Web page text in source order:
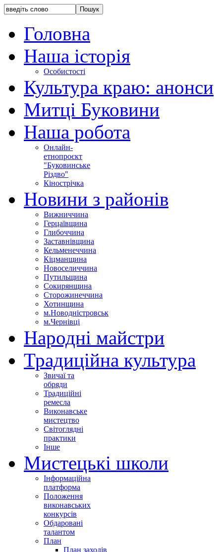
Головна
Наша історія
Особистості
Культура краю: анонси
Митці Буковини
Наша робота
Онлайн-
етнопроєкт
"Буковинське
Різдво"
Кінострічка
Новини з районів
Вижниччина
Герцаївщина
Глибоччина
Заставнівщина
Кельменеччина
Кіцманщина
Новоселиччина
Путильщина
Сокирянщина
Сторожинеччина
Хотинщина
м.Новодністровськ
м.Чернівці
Народні майстри
Традиційна культура
Звичаї та
обряди
Традиційні
ремесла
Виконавське
мистецтво
Світоглядні
практики
Інше
Мистецькі школи
Інформаційна
платформа
Положення
виконавських
конкурсів
Обдаровані
талантом
План
План заходів